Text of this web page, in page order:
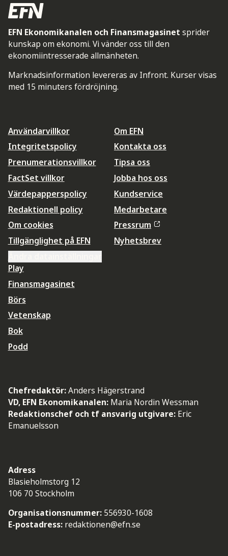
EFN Ekonomikanalen och Finansmagasinet sprider
kunskap om ekonomi. Vi vänder oss till den
ekonomiintresserade allmänheten.
Marknadsinformation levereras av Infront. Kurser visas
med 15 minuters fördröjning.
Användarvillkor
Integritetspolicy
Prenumerationsvillkor
FactSet villkor
Värdepapperspolicy
Redaktionell policy
Om cookies
Tillgänglighet på EFN
Om EFN
Kontakta oss
Tipsa oss
Jobba hos oss
Kundservice
Medarbetare
Pressrum
Nyhetsbrev
Play
Finansmagasinet
Börs
Vetenskap
Bok
Podd
Chefredaktör:Anders Hägerstrand
VD, EFN Ekonomikanalen: Maria Nordin Wessman
Redaktionschef och tf ansvarig utgivare: Eric
Emanuelsson
Adress
Blasieholmstorg 12
106 70 Stockholm
Organisationsnummer: 556930-1608
E-postadress: redaktionen@efn.se